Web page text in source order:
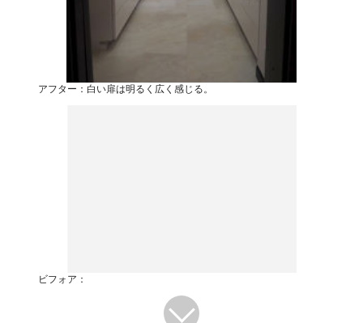
アフター：白い扉は明るく広く感じる。
ビフォア：